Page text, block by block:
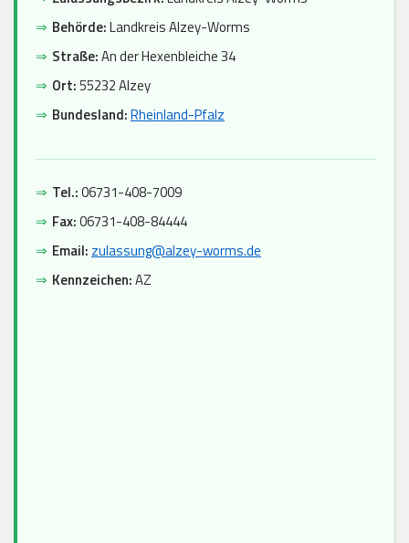
⇒ Behörde:Landkreis Alzey-Worms
⇒ Straße:An der Hexenbleiche 34
⇒ Ort:55232 Alzey
⇒ Bundesland:Rheinland-Pfalz
⇒ Tel.:06731-408-7009
⇒ Fax:06731-408-84444
⇒ Email: zulassung@alzey-worms.de
⇒ Kennzeichen:AZ